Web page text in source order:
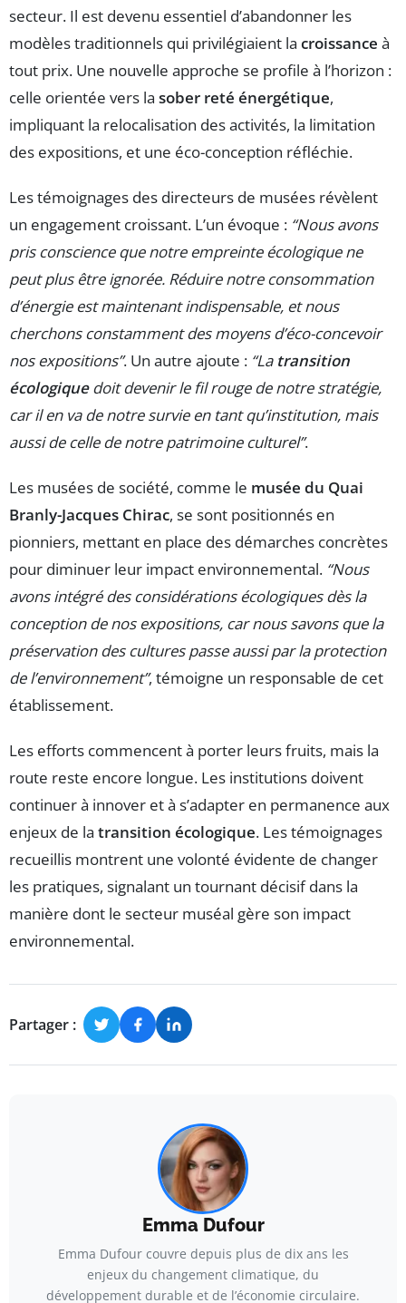
secteur. Il est devenu essentiel d’abandonner les
modèles traditionnels qui privilégiaient la croissance à
tout prix. Une nouvelle approche se profile à l’horizon :
celle orientée vers la sober reté énergétique,
impliquant la relocalisation des activités, la limitation
des expositions, et une éco-conception réfléchie.
Les témoignages des directeurs de musées révèlent
un engagement croissant. L’un évoque : “Nous avons
pris conscience que notre empreinte écologique ne
peut plus être ignorée. Réduire notre consommation
d’énergie est maintenant indispensable, et nous
cherchons constamment des moyens d’éco-concevoir
nos expositions”. Un autre ajoute : “La transition
écologiquedoit devenir le fil rouge de notre stratégie,
car il en va de notre survie en tant qu’institution, mais
aussi de celle de notre patrimoine culturel”.
Les musées de société, comme le musée du Quai
Branly-Jacques Chirac, se sont positionnés en
pionniers, mettant en place des démarches concrètes
pour diminuer leur impact environnemental. “Nous
avons intégré des considérations écologiques dès la
conception de nos expositions, car nous savons que la
préservation des cultures passe aussi par la protection
de l’environnement”, témoigne un responsable de cet
établissement.
Les efforts commencent à porter leurs fruits, mais la
route reste encore longue. Les institutions doivent
continuer à innover et à s’adapter en permanence aux
enjeux de la transition écologique. Les témoignages
recueillis montrent une volonté évidente de changer
les pratiques, signalant un tournant décisif dans la
manière dont le secteur muséal gère son impact
environnemental.
Partager :
Emma Dufour
Emma Dufour couvre depuis plus de dix ans les
enjeux du changement climatique, du
développement durable et de l’économie circulaire.